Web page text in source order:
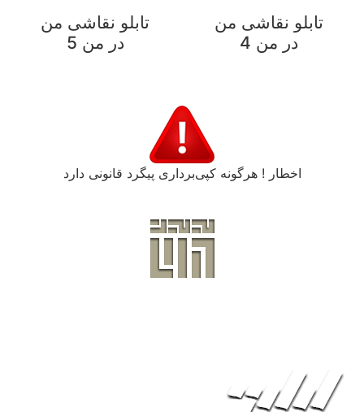
تابلو نقاشی من‌‌‌
در من 4
تابلو نقاشی من‌‌‌
در من 5
اخطار ! هرگونه کپی‌برداری پیگرد قانونی دارد